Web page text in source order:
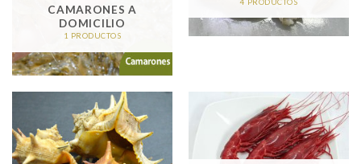
CAMARONES A
DOMICILIO
1 PRODUCTOS
4 PRODUCTOS